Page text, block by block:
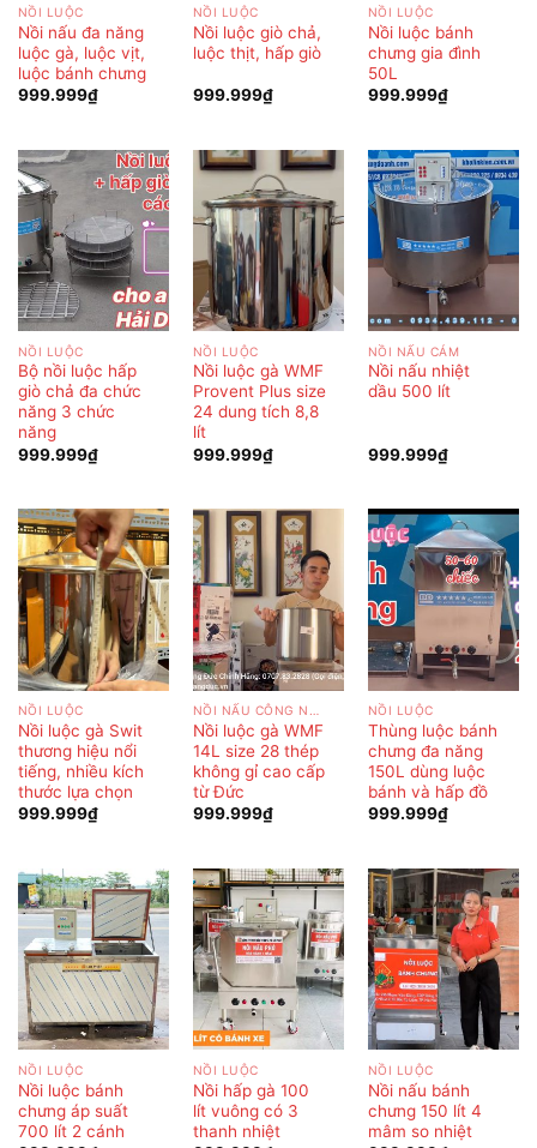
NỒI LUỘC
Nồi nấu đa năng
luộc gà, luộc vịt,
luộc bánh chưng
999.999₫
NỒI LUỘC
Nồi luộc giò chả,
luộc thịt, hấp giò
999.999₫
NỒI LUỘC
Nồi luộc bánh
chưng gia đình
50L
999.999₫
NỒI LUỘC
Bộ nồi luộc hấp
giò chả đa chức
năng 3 chức
năng
999.999₫
NỒI LUỘC
Nồi luộc gà WMF
Provent Plus size
24 dung tích 8,8
lít
999.999₫
NỒI NẤU CÁM
Nồi nấu nhiệt
dầu 500 lít
999.999₫
NỒI LUỘC
Nồi luộc gà Swit
thương hiệu nổi
tiếng, nhiều kích
thước lựa chọn
999.999₫
Nồi luộc gà WMF
14L size 28 thép
không gỉ cao cấp
từ Đức
999.999₫
NỒI LUỘC
Thùng luộc bánh
chưng đa năng
150L dùng luộc
bánh và hấp đồ
999.999₫
NỒI LUỘC
Nồi luộc bánh
chưng áp suất
700 lít 2 cánh
NỒI LUỘC
Nồi hấp gà 100
lít vuông có 3
thanh nhiệt
NỒI LUỘC
Nồi nấu bánh
chưng 150 lít 4
mâm so nhiệt